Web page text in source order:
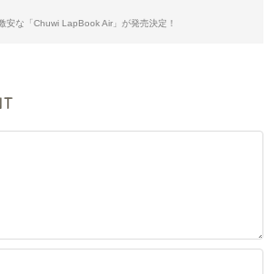
安な「Chuwi LapBook Air」が発売決定！